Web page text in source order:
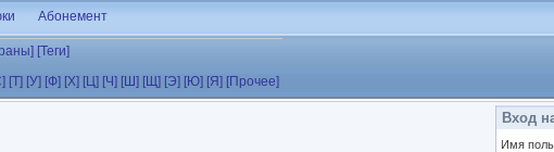
Абонемент
[Теги]
[Т] [У] [Ф] [Х] [Ц] [Ч] [Ш] [Щ] [Э] [Ю] [Я] [Прочее]
Вход
Имя